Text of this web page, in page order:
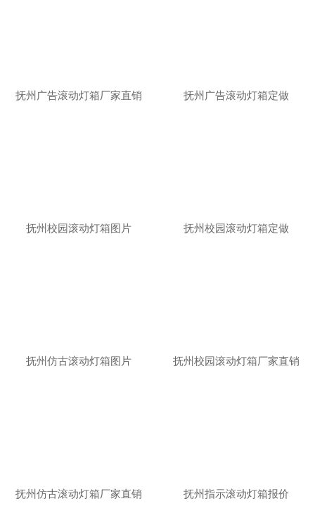
抚州广告滚动灯箱厂家直销 抚州广告滚动灯箱定做
抚州校园滚动灯箱图片 抚州校园滚动灯箱定做
抚州仿古滚动灯箱图片 抚州校园滚动灯箱厂家直销
抚州仿古滚动灯箱厂家直销 抚州指示滚动灯箱报价